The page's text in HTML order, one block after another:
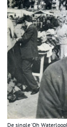
De single ‘Oh